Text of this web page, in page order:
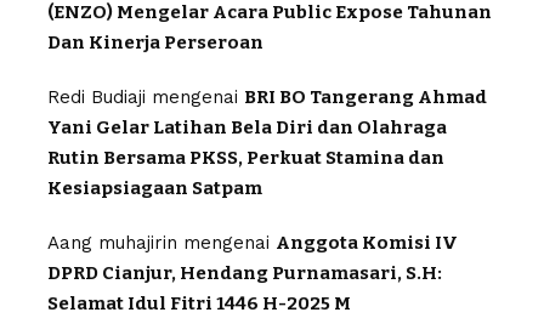
(ENZO) Mengelar Acara Public Expose Tahunan
Dan Kinerja Perseroan
Redi Budiaji mengenai BRI BO Tangerang Ahmad
Yani Gelar Latihan Bela Diri dan Olahraga
Rutin Bersama PKSS, Perkuat Stamina dan
Kesiapsiagaan Satpam
Aang muhajirin mengenai Anggota Komisi IV
DPRD Cianjur, Hendang Purnamasari, S.H:
Selamat Idul Fitri 1446 H-2025 M